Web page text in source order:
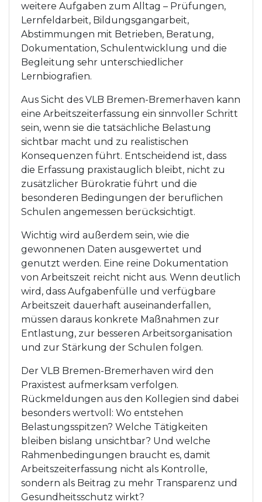
weitere Aufgaben zum Alltag – Prüfungen,
Lernfeldarbeit, Bildungsgangarbeit,
Abstimmungen mit Betrieben, Beratung,
Dokumentation, Schulentwicklung und die
Begleitung sehr unterschiedlicher
Lernbiografien.
Aus Sicht des VLB Bremen-Bremerhaven kann
eine Arbeitszeiterfassung ein sinnvoller Schritt
sein, wenn sie die tatsächliche Belastung
sichtbar macht und zu realistischen
Konsequenzen führt. Entscheidend ist, dass
die Erfassung praxistauglich bleibt, nicht zu
zusätzlicher Bürokratie führt und die
besonderen Bedingungen der beruflichen
Schulen angemessen berücksichtigt.
Wichtig wird außerdem sein, wie die
gewonnenen Daten ausgewertet und
genutzt werden. Eine reine Dokumentation
von Arbeitszeit reicht nicht aus. Wenn deutlich
wird, dass Aufgabenfülle und verfügbare
Arbeitszeit dauerhaft auseinanderfallen,
müssen daraus konkrete Maßnahmen zur
Entlastung, zur besseren Arbeitsorganisation
und zur Stärkung der Schulen folgen.
Der VLB Bremen-Bremerhaven wird den
Praxistest aufmerksam verfolgen.
Rückmeldungen aus den Kollegien sind dabei
besonders wertvoll: Wo entstehen
Belastungsspitzen? Welche Tätigkeiten
bleiben bislang unsichtbar? Und welche
Rahmenbedingungen braucht es, damit
Arbeitszeiterfassung nicht als Kontrolle,
sondern als Beitrag zu mehr Transparenz und
Gesundheitsschutz wirkt?